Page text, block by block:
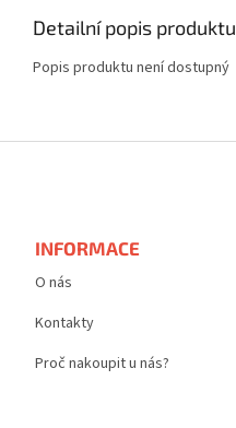
Detailní popis produktu
Popis produktu není dostupný
INFORMACE
O nás
Kontakty
Proč nakoupit u nás?